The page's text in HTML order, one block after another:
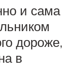
и сама
дороже,
в